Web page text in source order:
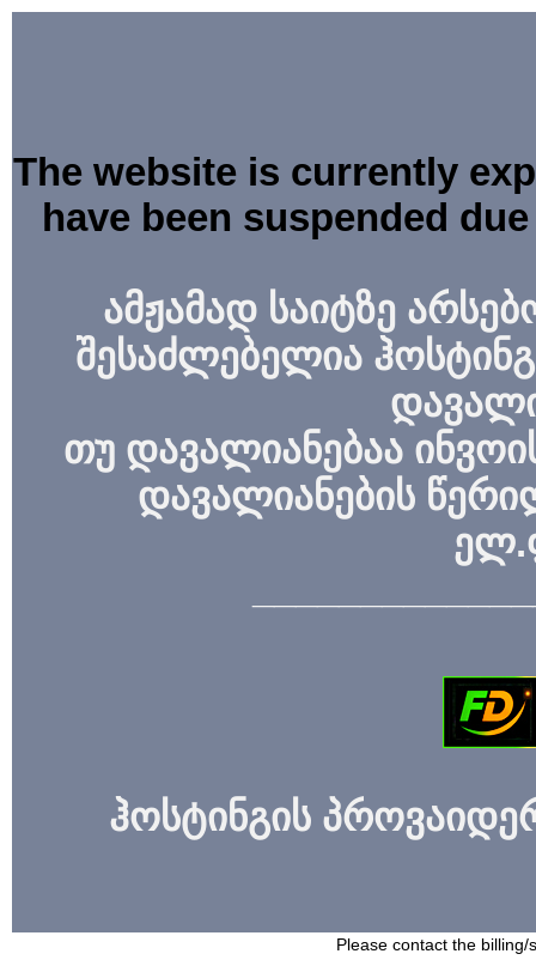
The website is currently
have been suspended
ამჟამად საიტზე
შესაძლებელია
თუ დავალიანებაა
დავალიანების
ჰოსტინგის
Please contact the